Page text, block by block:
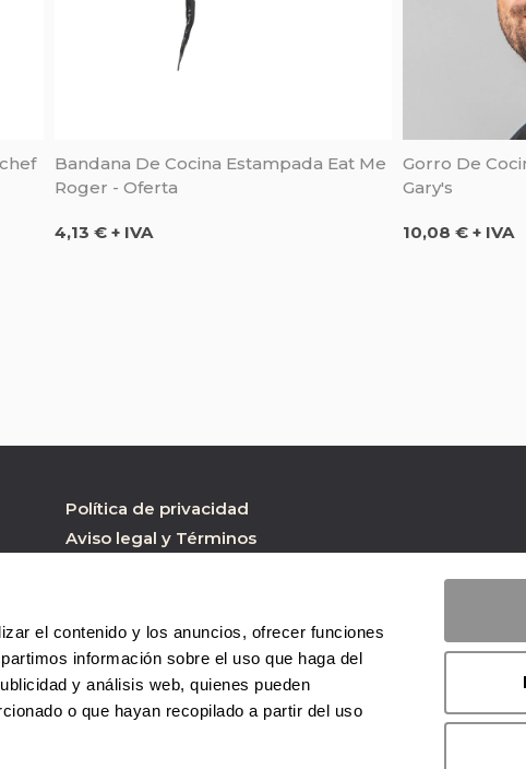
el contenido y los anuncios, ofrecer funciones
información sobre el uso que haga del
y análisis web, quienes pueden
o que hayan recopilado a partir del uso
Bandana De Cocina Estampada Eat Me
Roger - Oferta
Precio
4,13 € + IVA
Gorro De
Gary's
Precio
10,08 € + IVA
Política de privacidad
Aviso legal y Términos
Condiciones de